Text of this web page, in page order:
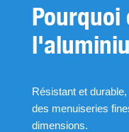
Résistant et
des menuiseries
dimensions.